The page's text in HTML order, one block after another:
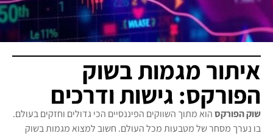
איתור מגמות בשוק
הפורקס: גישות ודרכים
שוק הפורקסהוא מתוך השווקים הפיננסיים הכי גדולים וחזקים בעולם.
בו נערך מסחר של מטבעות מכל העולם. חשוב למצוא מגמות בשוק